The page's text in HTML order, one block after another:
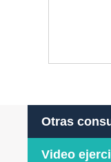
Otras
Video